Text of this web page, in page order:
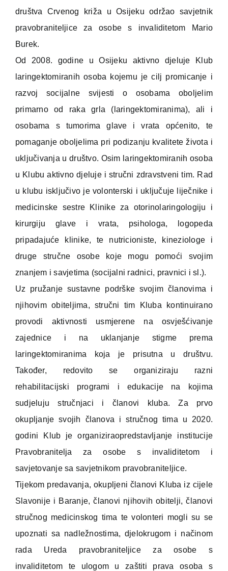
društva Crvenog križa u Osijeku održao savjetnik
pravobraniteljice za osobe s invaliditetom Mario
Burek.
Od 2008. godine u Osijeku aktivno djeluje Klub
laringektomiranih osoba kojemu je cilj promicanje i
razvoj socijalne svijesti o osobama oboljelim
primarno od raka grla (laringektomiranima), ali i
osobama s tumorima glave i vrata općenito, te
pomaganje oboljelima pri podizanju kvalitete života i
uključivanja u društvo. Osim laringektomiranih osoba
u Klubu aktivno djeluje i stručni zdravstveni tim. Rad
u klubu isključivo je volonterski i uključuje liječnike i
medicinske sestre Klinike za otorinolaringologiju i
kirurgiju glave i vrata, psihologa, logopeda
pripadajuće klinike, te nutricioniste, kineziologe i
druge stručne osobe koje mogu pomoći svojim
znanjem i savjetima (socijalni radnici, pravnici i sl.).
Uz pružanje sustavne podrške svojim članovima i
njihovim obiteljima, stručni tim Kluba kontinuirano
provodi aktivnosti usmjerene na osvješćivanje
zajednice i na uklanjanje stigme prema
laringektomiranima koja je prisutna u društvu.
Također, redovito se organiziraju razni
rehabilitacijski programi i edukacije na kojima
sudjeluju stručnjaci i članovi kluba. Za prvo
okupljanje svojih članova i stručnog tima u 2020.
godini Klub je organiziraopredstavljanje institucije
Pravobranitelja za osobe s invaliditetom i
savjetovanje sa savjetnikom pravobraniteljice.
Tijekom predavanja, okupljeni članovi Kluba iz cijele
Slavonije i Baranje, članovi njihovih obitelji, članovi
stručnog medicinskog tima te volonteri mogli su se
upoznati sa nadležnostima, djelokrugom i načinom
rada Ureda pravobraniteljice za osobe s
invaliditetom te ulogom u zaštiti prava osoba s